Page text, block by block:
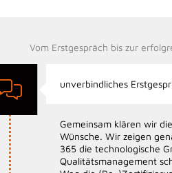
Vom Erstgespräch bis zur
unverbindliches
Gemeinsam klären wir
Wünsche. Wir zeigen
365 die technologische
Qualitätsmanagement